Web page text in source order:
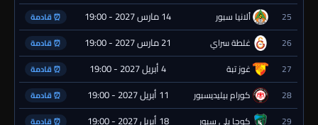
25 ألانيا سبور 14 مارس 2027 - 19:00 ⏰ قادمة
26 غلطة سراي 21 مارس 2027 - 19:00 ⏰ قادمة
27 غوز تبة 4 أبريل 2027 - 19:00 ⏰ قادمة
28 كورام بيليديسبور 11 أبريل 2027 - 19:00 ⏰ قادمة
29 كوجا يلي سبور 18 أبريل 2027 - 19:00 ⏰ قادمة